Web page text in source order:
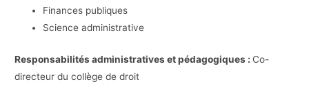
Finances publiques
Science administrative
Responsabilités administratives et pédagogiques : Co-
directeur du collège de droit